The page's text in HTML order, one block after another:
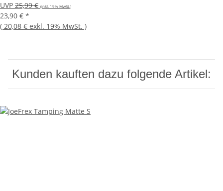
UVP 25,99 € (inkl. 19% MwSt.)
23,90 € *
( 20,08 € exkl. 19% MwSt. )
Kunden kauften dazu folgende Artikel: